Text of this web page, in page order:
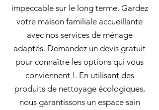
impeccable sur le long terme. Gardez
votre maison familiale accueillante
avec nos services de ménage
adaptés. Demandez un devis gratuit
pour connaître les options qui vous
conviennent !. En utilisant des
produits de nettoyage écologiques,
nous garantissons un espace sain